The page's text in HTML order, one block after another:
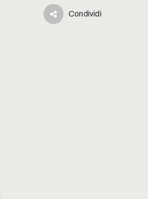
Condividi